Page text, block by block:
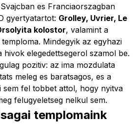
es Franciaorszagban
gyertyatartot: Grolley, Uvrier, Le
kolostor, valamint a
temploma. Mindegyik az egyhazi
hivok elegedettsegerol szamol be.
pozitiv: az ima mozdulata
meleg es baratsagos, es a
sem fel tobbet attol, hogy nyitva
felugyeletseg nelkul sem.
templomaink